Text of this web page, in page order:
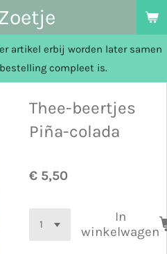
artikel erbij worden later samen
compleet is.
Thee-beertjes
Piña-colada
€ 5,50
In
winkelwagen